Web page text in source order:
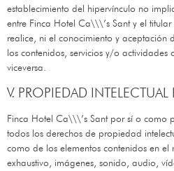
establecimiento del hipervínculo no
entre Finca Hotel Ca\\\’s Santy el titular
realice, ni el conocimiento y aceptación
los contenidos, servicios y/o actividades
viceversa.
V. PROPIEDAD INTELECTUAL
Finca Hotel Ca\\\’s Santpor sí o como
todos los derechos de propiedad
como de los elementos contenidos en
exhaustivo, imágenes, sonido, audio,